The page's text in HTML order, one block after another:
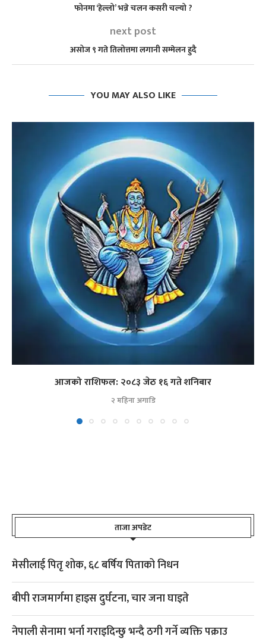
फोनमा ‘हेल्लो’ भन्ने चलन कसरी चल्यो ?
next post
असोज ९ गते तिलोत्तमा लगानी सम्मेलन हुदै
YOU MAY ALSO LIKE
आजको राशिफल: २०८३ जेठ १६ गते शनिबार
२ महिना अगाडि
ताजा अपडेट
मेसीलाई पितृ शोक, ६८ बर्षिय पिताको निधन
बीपी राजमार्गमा हाइस दुर्घटना, चार जना घाइते
नेपाली सेनामा भर्ना गराइदिन्छु भन्दै ठगी गर्ने व्यक्ति पक्राउ